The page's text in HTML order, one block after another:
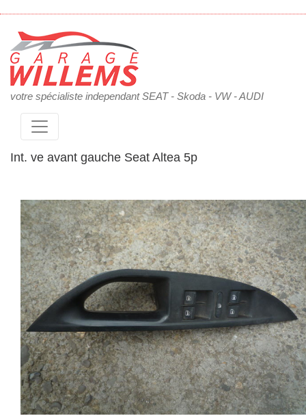
votre spécialiste independant SEAT - Skoda - VW - AUDI
Int. ve avant gauche Seat Altea 5p